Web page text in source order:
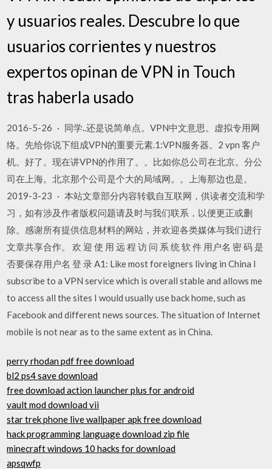
y usuarios reales. Descubre lo que
usuarios corrientes y nuestros
expertos opinan de VPN in Touch
tras haberla usado
2016-5-26 · 同学..还是说简单点。VPN中文意思。虚拟专用网
络。先给你说下组成VPN的重要元素.1:VPN服务器。2 vpn 客户
机。好了。现在讲VPN的作用了。。比如你总公司在北京。分公
司在上海。北京那个公司是个大的局域网。。上海那边也是。
2019-3-23 · 本站文章部分内容转载自互联网，供读者交流和学
习，如有涉及作者版权问题请及时与我们联系，以便更正或删
除。感谢所有提供信息材料的网站，并欢迎各类媒体与我们进行
文章共享合作。 欢 迎 使 用 远 程 访 问 系 统 软 件 用户名 密 码 是
否要保存用户名 登 录 A1: Like most foreigners living in China I
subscribe to a VPN service which is overall stable and allows me
to access all the sites I would usually use back home, such as
Facebook and different news sources. The situation of Internet
mobile is not near as to the same extent as in China.
perry rhodan pdf free download
bl2 ps4 save download
free download action launcher plus for android
vault mod download vii
star trek phone live wallpaper apk free download
hack programming language download zip file
minecraft windows 10 hacks for download
apsqwfp